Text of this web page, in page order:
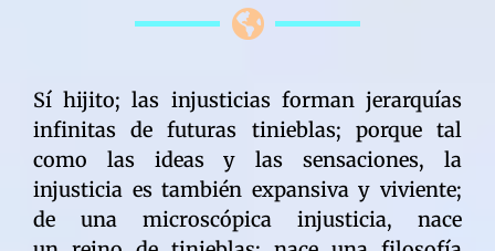
Sí hijito; las injusticias forman jerarquías
infinitas de futuras tinieblas; porque tal
como las ideas y las sensaciones, la
injusticia es también expansiva y viviente;
de una microscópica injusticia, nace